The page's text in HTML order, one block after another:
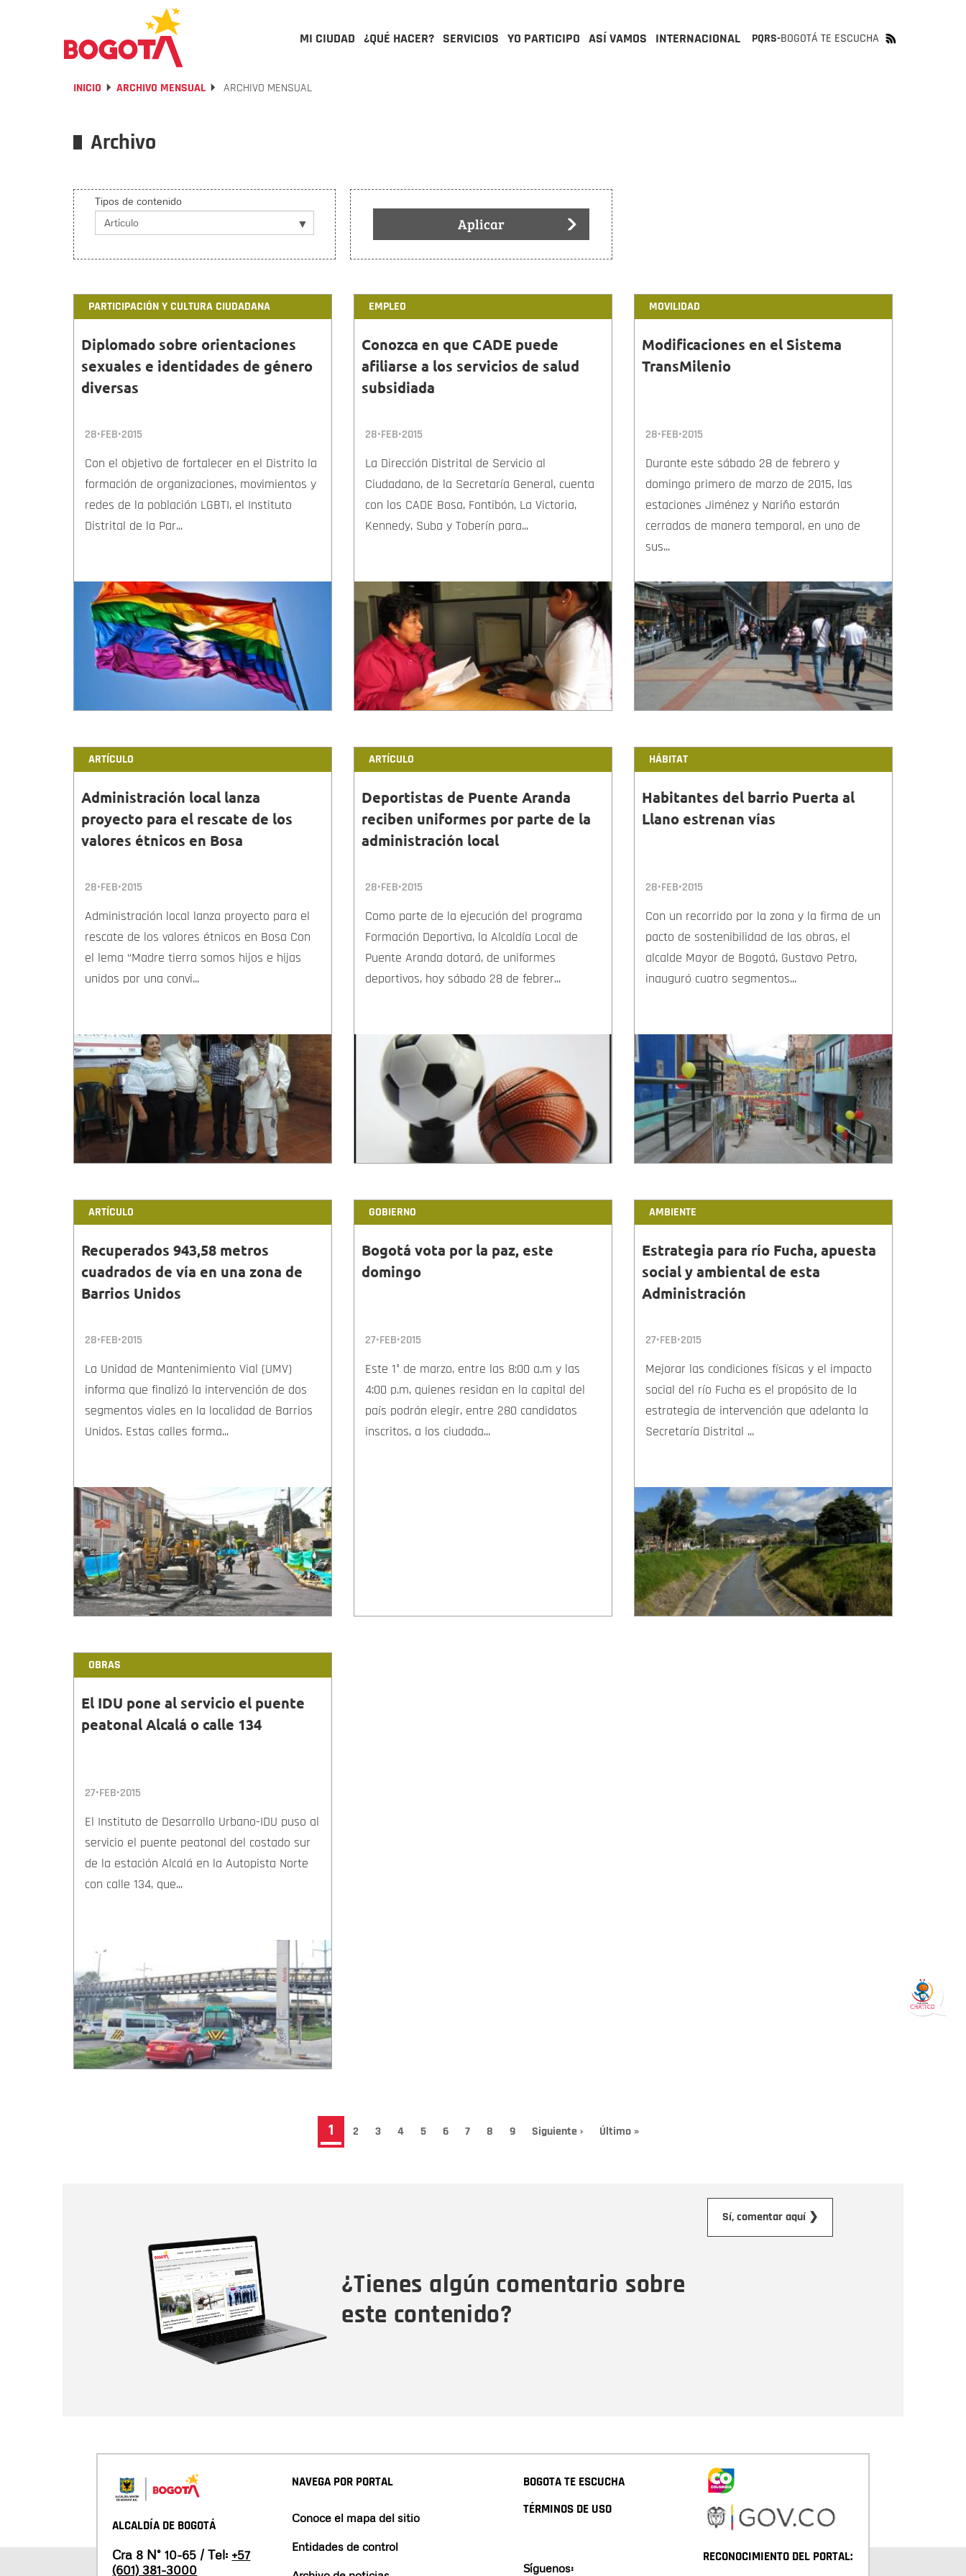
MI CIUDAD ¿QUÉ HACER? SERVICIOS YO PARTICIPO ASÍ VAMOS INTERNACIONAL PQRS-BOGOTÁ TE ESCUCHA
INICIO ARCHIVO MENSUAL ARCHIVO MENSUAL
Archivo
Tipos de contenido
Aplicar
PARTICIPACIÓN Y CULTURA CIUDADANA
Diplomado sobre orientaciones
sexuales e identidades de género
diversas
28•FEB•2015
Con el objetivo de fortalecer en el Distrito la
formación de organizaciones, movimientos y
redes de la población LGBTI, el Instituto
Distrital de la Par...
EMPLEO
Conozca en que CADE puede
afiliarse a los servicios de salud
subsidiada
28•FEB•2015
La Dirección Distrital de Servicio al
Ciudadano, de la Secretaría General, cuenta
con los CADE Bosa, Fontibón, La Victoria,
Kennedy, Suba y Toberín para...
MOVILIDAD
Modificaciones en el Sistema
TransMilenio
28•FEB•2015
Durante este sábado 28 de febrero y
domingo primero de marzo de 2015, las
estaciones Jiménez y Nariño estarán
cerradas de manera temporal, en uno de
sus...
ARTÍCULO
Administración local lanza
proyecto para el rescate de los
valores étnicos en Bosa
28•FEB•2015
Administración local lanza proyecto para el
rescate de los valores étnicos en Bosa Con
el lema “Madre tierra somos hijos e hijas
unidos por una convi...
ARTÍCULO
Deportistas de Puente Aranda
reciben uniformes por parte de la
administración local
28•FEB•2015
Como parte de la ejecución del programa
Formación Deportiva, la Alcaldía Local de
Puente Aranda dotará, de uniformes
deportivos, hoy sábado 28 de febrer...
HÁBITAT
Habitantes del barrio Puerta al
Llano estrenan vías
28•FEB•2015
Con un recorrido por la zona y la firma de un
pacto de sostenibilidad de las obras, el
alcalde Mayor de Bogotá, Gustavo Petro,
inauguró cuatro segmentos...
ARTÍCULO
Recuperados 943,58 metros
cuadrados de vía en una zona de
Barrios Unidos
28•FEB•2015
La Unidad de Mantenimiento Vial (UMV)
informa que finalizó la intervención de dos
segmentos viales en la localidad de Barrios
Unidos. Estas calles forma...
GOBIERNO
Bogotá vota por la paz, este
domingo
27•FEB•2015
Este 1° de marzo, entre las 8:00 a.m y las
4:00 p.m, quienes residan en la capital del
país podrán elegir, entre 280 candidatos
inscritos, a los ciudada...
AMBIENTE
Estrategia para río Fucha, apuesta
social y ambiental de esta
Administración
27•FEB•2015
Mejorar las condiciones físicas y el impacto
social del río Fucha es el propósito de la
estrategia de intervención que adelanta la
Secretaría Distrital ...
OBRAS
El IDU pone al servicio el puente
peatonal Alcalá o calle 134
27•FEB•2015
El Instituto de Desarrollo Urbano-IDU puso al
servicio el puente peatonal del costado sur
de la estación Alcalá en la Autopista Norte
con calle 134, que...
Página
actual
1 Page
2 Page
3 Page
4 Page
5 Page
6 Page
7 Page
8 Page
9
Siguiente
Siguiente ›
Última
Último »
¿Tienes algún comentario sobre
este contenido?
Sí, comentar aquí ❯
ALCALDÍA DE BOGOTÁ
Cra 8 N° 10-65 / Tel: +57
(601) 381-3000
NAVEGA POR PORTAL
Conoce el mapa del sitio
Entidades de control
BOGOTA TE ESCUCHA
TÉRMINOS DE USO
Síguenos:
RECONOCIMIENTO DEL PORTAL: